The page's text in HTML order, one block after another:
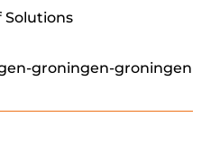
Solutions
groningen-groningen